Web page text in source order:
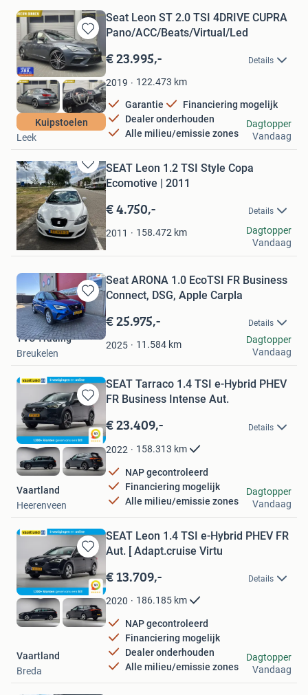
Bewaren
in
Mijn
Favorieten
Kuipstoelen
Seat Leon ST 2.0 TSI 4DRIVE CUPRA
Pano/ACC/Beats/Virtual/Led
€ 23.995,- Details
2019 122.473 km
Garantie
Financiering mogelijk
Dealer onderhouden
Alle milieu/emissie zones
Autohuis Ausma
Leek
Dagtopper
Vandaag
Bewaren
in
Mijn
Favorieten
SEAT Leon 1.2 TSI Style Copa
Ecomotive | 2011
€ 4.750,- Details
2011 158.472 km
MaVaBo
Vlissingen
Dagtopper
Vandaag
Bewaren
in
Mijn
Favorieten
Seat ARONA 1.0 EcoTSI FR Business
Connect, DSG, Apple Carpla
€ 25.975,- Details
2025 11.584 km
TVC Trading
Breukelen
Dagtopper
Vandaag
Bewaren
in
Mijn
Favorieten
SEAT Tarraco 1.4 TSI e-Hybrid PHEV
FR Business Intense Aut.
€ 23.409,- Details
2022 158.313 km
NAP gecontroleerd
Financiering mogelijk
Alle milieu/emissie zones
Vaartland
Heerenveen
Dagtopper
Vandaag
Bewaren
in
Mijn
Favorieten
SEAT Leon 1.4 TSI e-Hybrid PHEV FR
Aut. [ Adapt.cruise Virtu
€ 13.709,- Details
2020 186.185 km
NAP gecontroleerd
Financiering mogelijk
Dealer onderhouden
Alle milieu/emissie zones
Vaartland
Breda
Dagtopper
Vandaag